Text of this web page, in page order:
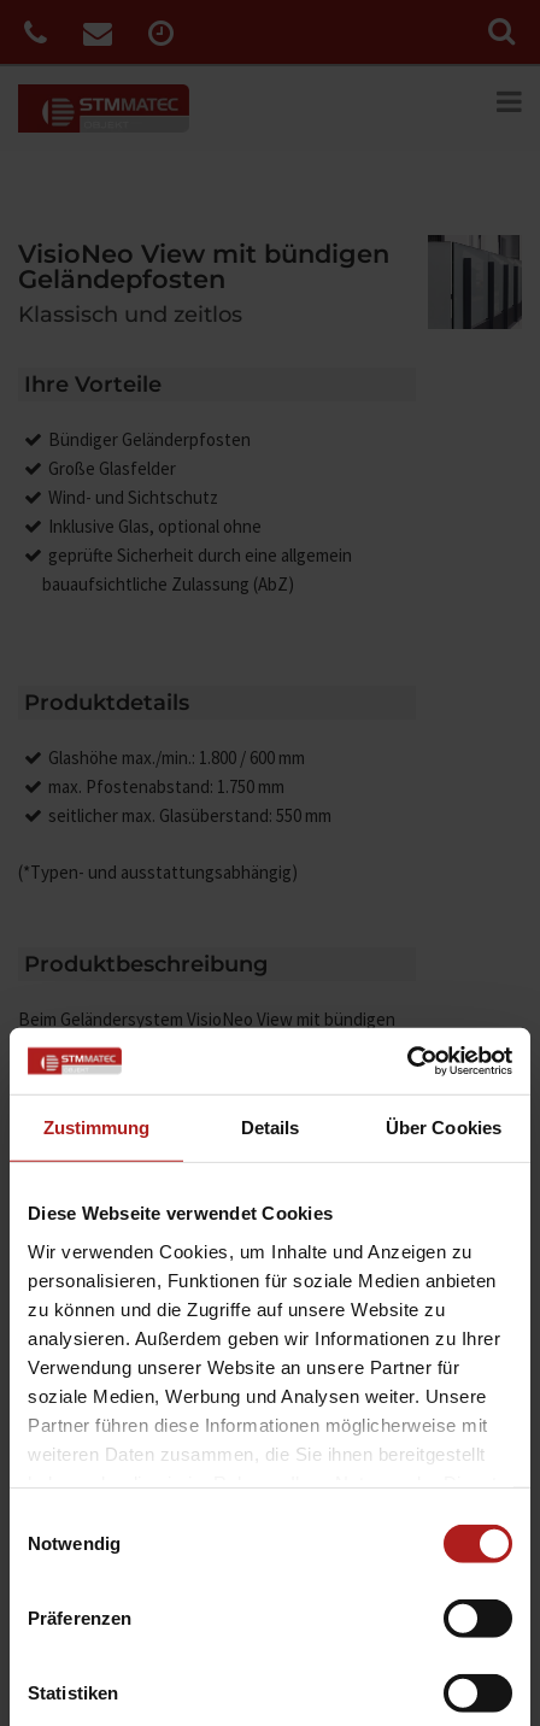
Zustimmung Details Über Cookies
Diese Webseite verwendet Cookies
Wir verwenden Cookies, um Inhalte und Anzeigen zu
personalisieren, Funktionen für soziale Medien anbieten
zu können und die Zugriffe auf unsere Website zu
analysieren. Außerdem geben wir Informationen zu Ihrer
Verwendung unserer Website an unsere Partner für
soziale Medien, Werbung und Analysen weiter. Unsere
Partner führen diese Informationen möglicherweise mit
weiteren Daten zusammen, die Sie ihnen bereitgestellt
Notwendig
Präferenzen
Statistiken
VisioNeo View mit bündigen
Geländepfosten
Klassisch und zeitlos
Ihre Vorteile
Bündiger Geländerpfosten
Große Glasfelder
Wind- und Sichtschutz
Inklusive Glas, optional ohne
geprüfte Sicherheit durch eine allgemein
bauaufsichtliche Zulassung (AbZ)
Produktdetails
Glashöhe max./min.: 1.800 / 600 mm
max. Pfostenabstand: 1.750 mm
seitlicher max. Glasüberstand: 550 mm
(*Typen- und ausstattungsabhängig)
Produktbeschreibung
Beim Geländersystem VisioNeo View mit bündigen
Geländerpfosten schließt die obere Glaskante
bündig mit den filigranen Geländerpfosten ab. Das
Gleichzeitig stehen eine Vielzahl an
Gestaltungsmöglichkeiten zur Auswahl.
Brillante Extras
Optionale Balkonblende
Vier Montagearten
Optionale Glasmaßzeichnung
Minimalistischer Glaskantenschutz